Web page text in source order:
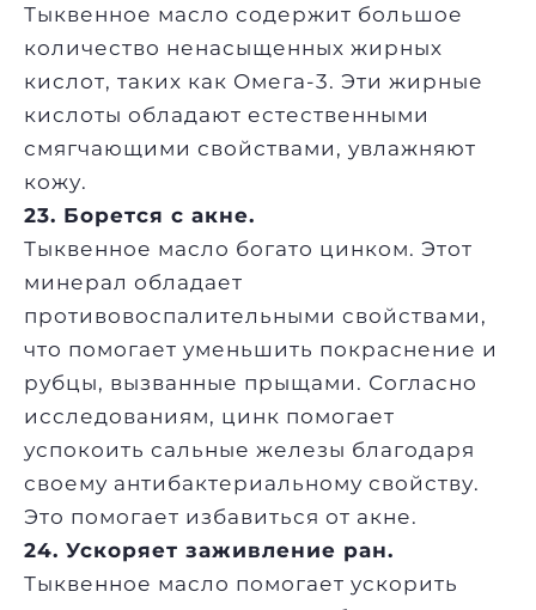
Тыквенное масло содержит большое
количество ненасыщенных жирных
кислот, таких как Омега-3. Эти жирные
кислоты обладают естественными
смягчающими свойствами, увлажняют
кожу.
23. Борется с акне.
Тыквенное масло богато цинком. Этот
минерал обладает
противовоспалительными свойствами,
что помогает уменьшить покраснение и
рубцы, вызванные прыщами. Согласно
исследованиям, цинк помогает
успокоить сальные железы благодаря
своему антибактериальному свойству.
Это помогает избавиться от акне.
24. Ускоряет заживление ран.
Тыквенное масло помогает ускорить